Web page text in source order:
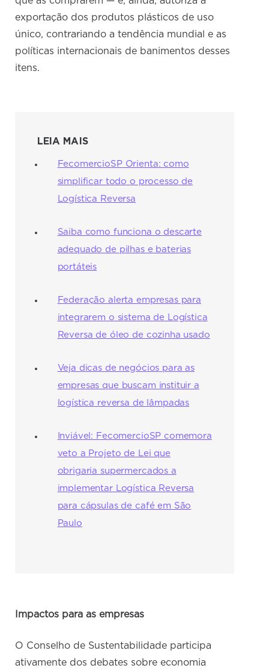
exportação dos produtos plásticos de uso
único, contrariando a tendência mundial e as
políticas internacionais de banimentos desses
itens.
LEIA MAIS
FecomercioSP Orienta: como
simplificar todo o processo de
Logística Reversa
Saiba como funciona o descarte
adequado de pilhas e baterias
portáteis
Federação alerta empresas para
integrarem o sistema de Logística
Reversa de óleo de cozinha usado
Veja dicas de negócios para as
empresas que buscam instituir a
logística reversa de lâmpadas
Inviável: FecomercioSP comemora
veto a Projeto de Lei que
obrigaria supermercados a
implementar Logística Reversa
para cápsulas de café em São
Paulo
Impactos para as empresas
O Conselho de Sustentabilidade participa
ativamente dos debates sobre economia